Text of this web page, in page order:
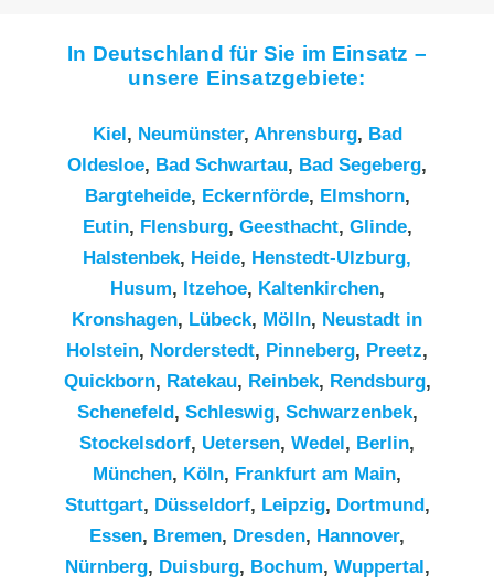
In Deutschland für Sie im Einsatz –
unsere Einsatzgebiete:
Kiel, Neumünster, Ahrensburg, Bad
Oldesloe, Bad Schwartau, Bad Segeberg,
Bargteheide, Eckernförde, Elmshorn,
Eutin, Flensburg, Geesthacht, Glinde,
Halstenbek, Heide, Henstedt-Ulzburg,
Husum, Itzehoe, Kaltenkirchen,
Kronshagen, Lübeck, Mölln, Neustadt in
Holstein, Norderstedt, Pinneberg, Preetz,
Quickborn, Ratekau, Reinbek, Rendsburg,
Schenefeld, Schleswig, Schwarzenbek,
Stockelsdorf, Uetersen, Wedel, Berlin,
München, Köln, Frankfurt am Main,
Stuttgart, Düsseldorf, Leipzig, Dortmund,
Essen, Bremen, Dresden, Hannover,
Nürnberg, Duisburg, Bochum, Wuppertal,